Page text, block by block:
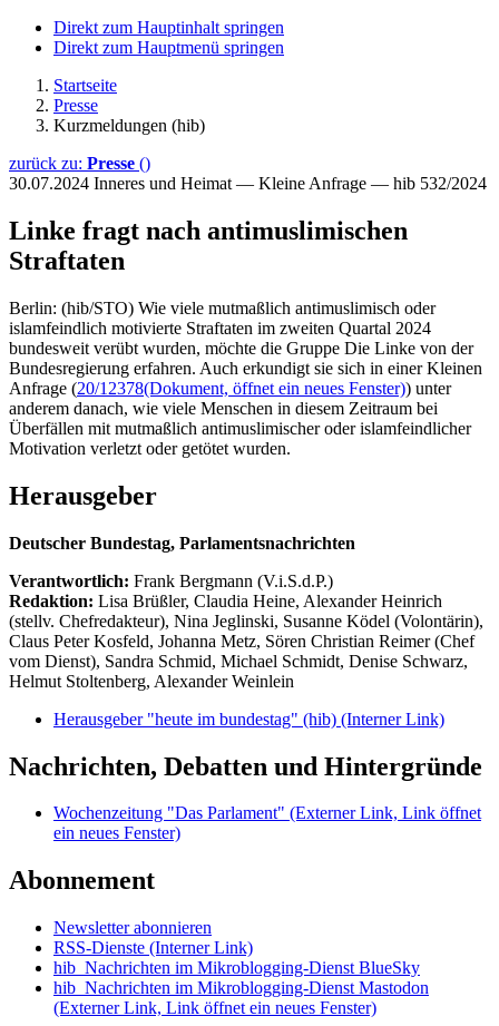
Direkt zum Hauptinhalt springen
Direkt zum Hauptmenü springen
Startseite
Presse
Kurzmeldungen (hib)
zurück zu: Presse ()
30.07.2024 Inneres und Heimat — Kleine Anfrage — hib 532/2024
Linke fragt nach antimuslimischen
Straftaten
Berlin: (hib/STO) Wie viele mutmaßlich antimuslimisch oder
islamfeindlich motivierte Straftaten im zweiten Quartal 2024
bundesweit verübt wurden, möchte die Gruppe Die Linke von der
Bundesregierung erfahren. Auch erkundigt sie sich in einer Kleinen
Anfrage (20/12378(Dokument, öffnet ein neues Fenster)) unter
anderem danach, wie viele Menschen in diesem Zeitraum bei
Überfällen mit mutmaßlich antimuslimischer oder islamfeindlicher
Motivation verletzt oder getötet wurden.
Herausgeber
Deutscher Bundestag, Parlamentsnachrichten
Verantwortlich: Frank Bergmann (V.i.S.d.P.)
Redaktion: Lisa Brüßler, Claudia Heine, Alexander Heinrich
(stellv. Chefredakteur), Nina Jeglinski, Susanne Ködel (Volontärin),
Claus Peter Kosfeld, Johanna Metz, Sören Christian Reimer (Chef
vom Dienst), Sandra Schmid, Michael Schmidt, Denise Schwarz,
Helmut Stoltenberg, Alexander Weinlein
Herausgeber "heute im bundestag" (hib) (Interner Link)
Nachrichten, Debatten und Hintergründe
Wochenzeitung "Das Parlament" (Externer Link, Link öffnet
ein neues Fenster)
Abonnement
Newsletter abonnieren
RSS-Dienste (Interner Link)
hib_Nachrichten im Mikroblogging-Dienst BlueSky
hib_Nachrichten im Mikroblogging-Dienst Mastodon
(Externer Link, Link öffnet ein neues Fenster)